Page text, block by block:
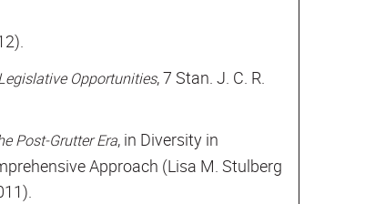
Opportunities, 7 Stan. J. C. R.
Post-Grutter Era, in Diversity in
Approach (Lisa M. Stulberg